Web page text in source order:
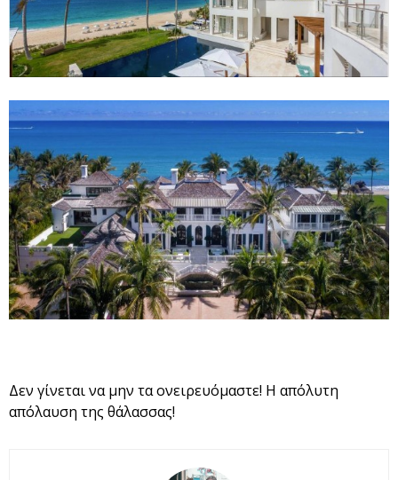
Δεν γίνεται να μην τα ονειρευόμαστε! Η απόλυτη
απόλαυση της θάλασσας!